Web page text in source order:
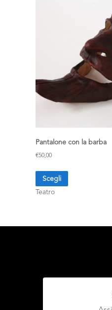
Pantalone con la barba
€50,00
Scegli
Teatro